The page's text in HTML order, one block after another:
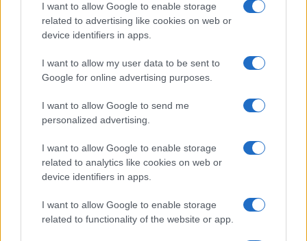
I want to allow Google to enable storage
related to advertising like cookies on web or
device identifiers in apps.
I want to allow my user data to be sent to
Google for online advertising purposes.
I want to allow Google to send me
personalized advertising.
I want to allow Google to enable storage
related to analytics like cookies on web or
device identifiers in apps.
I want to allow Google to enable storage
related to functionality of the website or app.
Cómo elegir una carrera STEAM: perfiles
emergentes y competencias clave
Descubre cómo elegir la mejor opción en STEAM:…